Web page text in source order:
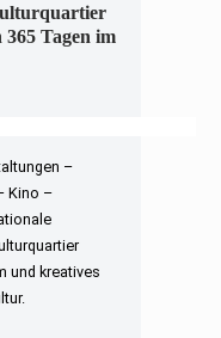
Tagen im
–
Kino –
und kreatives